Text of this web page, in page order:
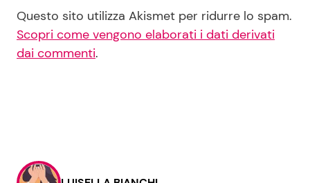
Questo sito utilizza Akismet per ridurre lo spam.
Scopri come vengono elaborati i dati derivati
dai commenti.